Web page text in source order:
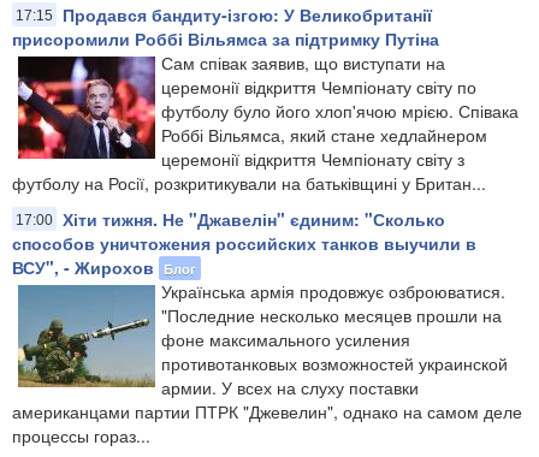
17:15
Продався бандиту-ізгою: У Великобританії
присоромили Роббі Вільямса за підтримку Путіна
Сам співак заявив, що виступати на
церемонії відкриття Чемпіонату світу по
футболу було його хлоп'ячою мрією. Співака
Роббі Вільямса, який стане хедлайнером
церемонії відкриття Чемпіонату світу з
футболу на Росії, розкритикували на батьківщині у Британ...
17:00 Хіти тижня. Не "Джавелін" єдиним: "Сколько
способов уничтожения российских танков выучили в
ВСУ", - Жирохов
Блог
Українська армія продовжує озброюватися.
"Последние несколько месяцев прошли на
фоне максимального усиления
противотанковых возможностей украинской
армии. У всех на слуху поставки
американцами партии ПТРК "Джевелин", однако на самом деле
процессы гораз...